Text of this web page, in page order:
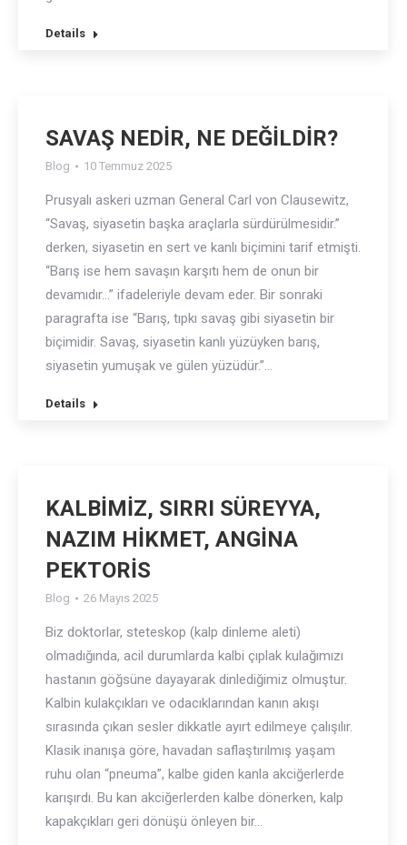
Details
SAVAŞ NEDİR, NE DEĞİLDİR?
Blog 10 Temmuz 2025
Prusyalı askeri uzman General Carl von Clausewitz,
“Savaş, siyasetin başka araçlarla sürdürülmesidir.”
derken, siyasetin en sert ve kanlı biçimini tarif etmişti.
“Barış ise hem savaşın karşıtı hem de onun bir
devamıdır…” ifadeleriyle devam eder. Bir sonraki
paragrafta ise “Barış, tıpkı savaş gibi siyasetin bir
biçimidir. Savaş, siyasetin kanlı yüzüyken barış,
siyasetin yumuşak ve gülen yüzüdür.”…
Details
KALBİMİZ, SIRRI SÜREYYA,
NAZIM HİKMET, ANGİNA
PEKTORİS
Blog 26 Mayıs 2025
Biz doktorlar, steteskop (kalp dinleme aleti)
olmadığında, acil durumlarda kalbi çıplak kulağımızı
hastanın göğsüne dayayarak dinlediğimiz olmuştur.
Kalbin kulakçıkları ve odacıklarından kanın akışı
sırasında çıkan sesler dikkatle ayırt edilmeye çalışılır.
Klasik inanışa göre, havadan saflaştırılmış yaşam
ruhu olan “pneuma”, kalbe giden kanla akciğerlerde
karışırdı. Bu kan akciğerlerden kalbe dönerken, kalp
kapakçıkları geri dönüşü önleyen bir…